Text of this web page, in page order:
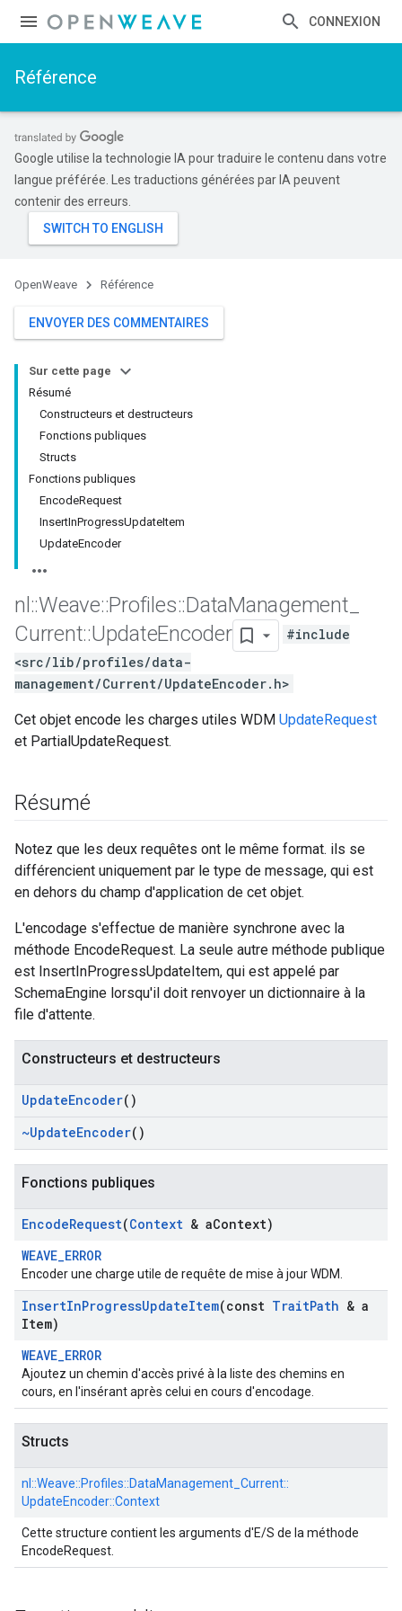
CONNEXION
Référence
Google utilise la technologie IA pour traduire le contenu dans votre
langue préférée. Les traductions générées par IA peuvent
contenir des erreurs.
OpenWeave Référence
ENVOYER DES COMMENTAIRES
Sur cette page
Résumé
Constructeurs et destructeurs
Fonctions publiques
Structs
Fonctions publiques
EncodeRequest
InsertInProgressUpdateItem
UpdateEncoder
nl ::Weave::Profiles::DataManagement
Current::UpdateEncoder
#include
<src/lib/profiles/data-
management/Current/UpdateEncoder.h>
Cet objet encode les charges utiles WDM UpdateRequest
et PartialUpdateRequest.
Résumé
Notez que les deux requêtes ont le même format. ils se
différencient uniquement par le type de message, qui est
en dehors du champ d'application de cet objet.
L'encodage s'effectue de manière synchrone avec la
méthode EncodeRequest. La seule autre méthode publique
est InsertInProgressUpdateItem, qui est appelé par
SchemaEngine lorsqu'il doit renvoyer un dictionnaire à la
file d'attente.
Constructeurs et destructeurs
UpdateEncoder()
~UpdateEncoder()
Fonctions publiques
EncodeRequest(Context & aContext)
WEAVE_ERROR
Encoder une charge utile de requête de mise à jour WDM.
InsertInProgressUpdateItem(const TraitPath & a
Item)
WEAVE_ERROR
Ajoutez un chemin d'accès privé à la liste des chemins en
cours, en l'insérant après celui en cours d'encodage.
Structs
nl::Weave::Profiles::DataManagement_Current::
UpdateEncoder::Context
Cette structure contient les arguments d'E/S de la méthode
EncodeRequest.